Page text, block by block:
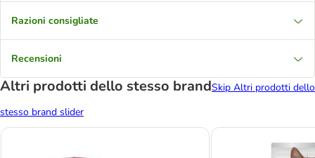
Razioni consigliate
Recensioni
Altri prodotti dello stesso brandSkip Altri prodotti dello
stesso brand slider